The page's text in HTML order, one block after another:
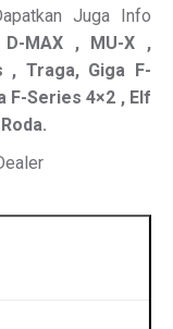
Juga Info
D-MAX , MU-X ,
, Traga, Giga F-
F-Series 4×2 , Elf